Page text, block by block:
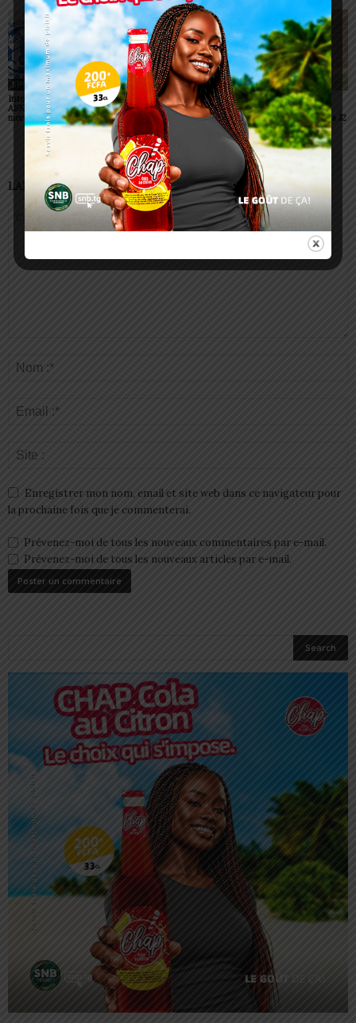
SPORT
Interclubs CAF: ASCK et
ASKO face à deux gros
morceaux
SPORT
Championnats scolaires :
le LETP Sokodé décroche
le titre national
SPORT
Championnat D2 : des
surprises et des
confirmations lors de la J2
LAISSER UN COMMENTAIRE
Enregistrer mon nom, email et site web dans ce navigateur pour
la prochaine fois que je commenterai.
Prévenez-moi de tous les nouveaux commentaires par e-mail.
Prévenez-moi de tous les nouveaux articles par e-mail.